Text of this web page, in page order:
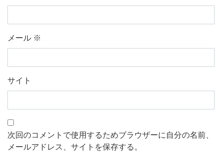
メール ※
サイト
次回のコメントで使用するためブラウザーに自分の名前、
メールアドレス、サイトを保存する。